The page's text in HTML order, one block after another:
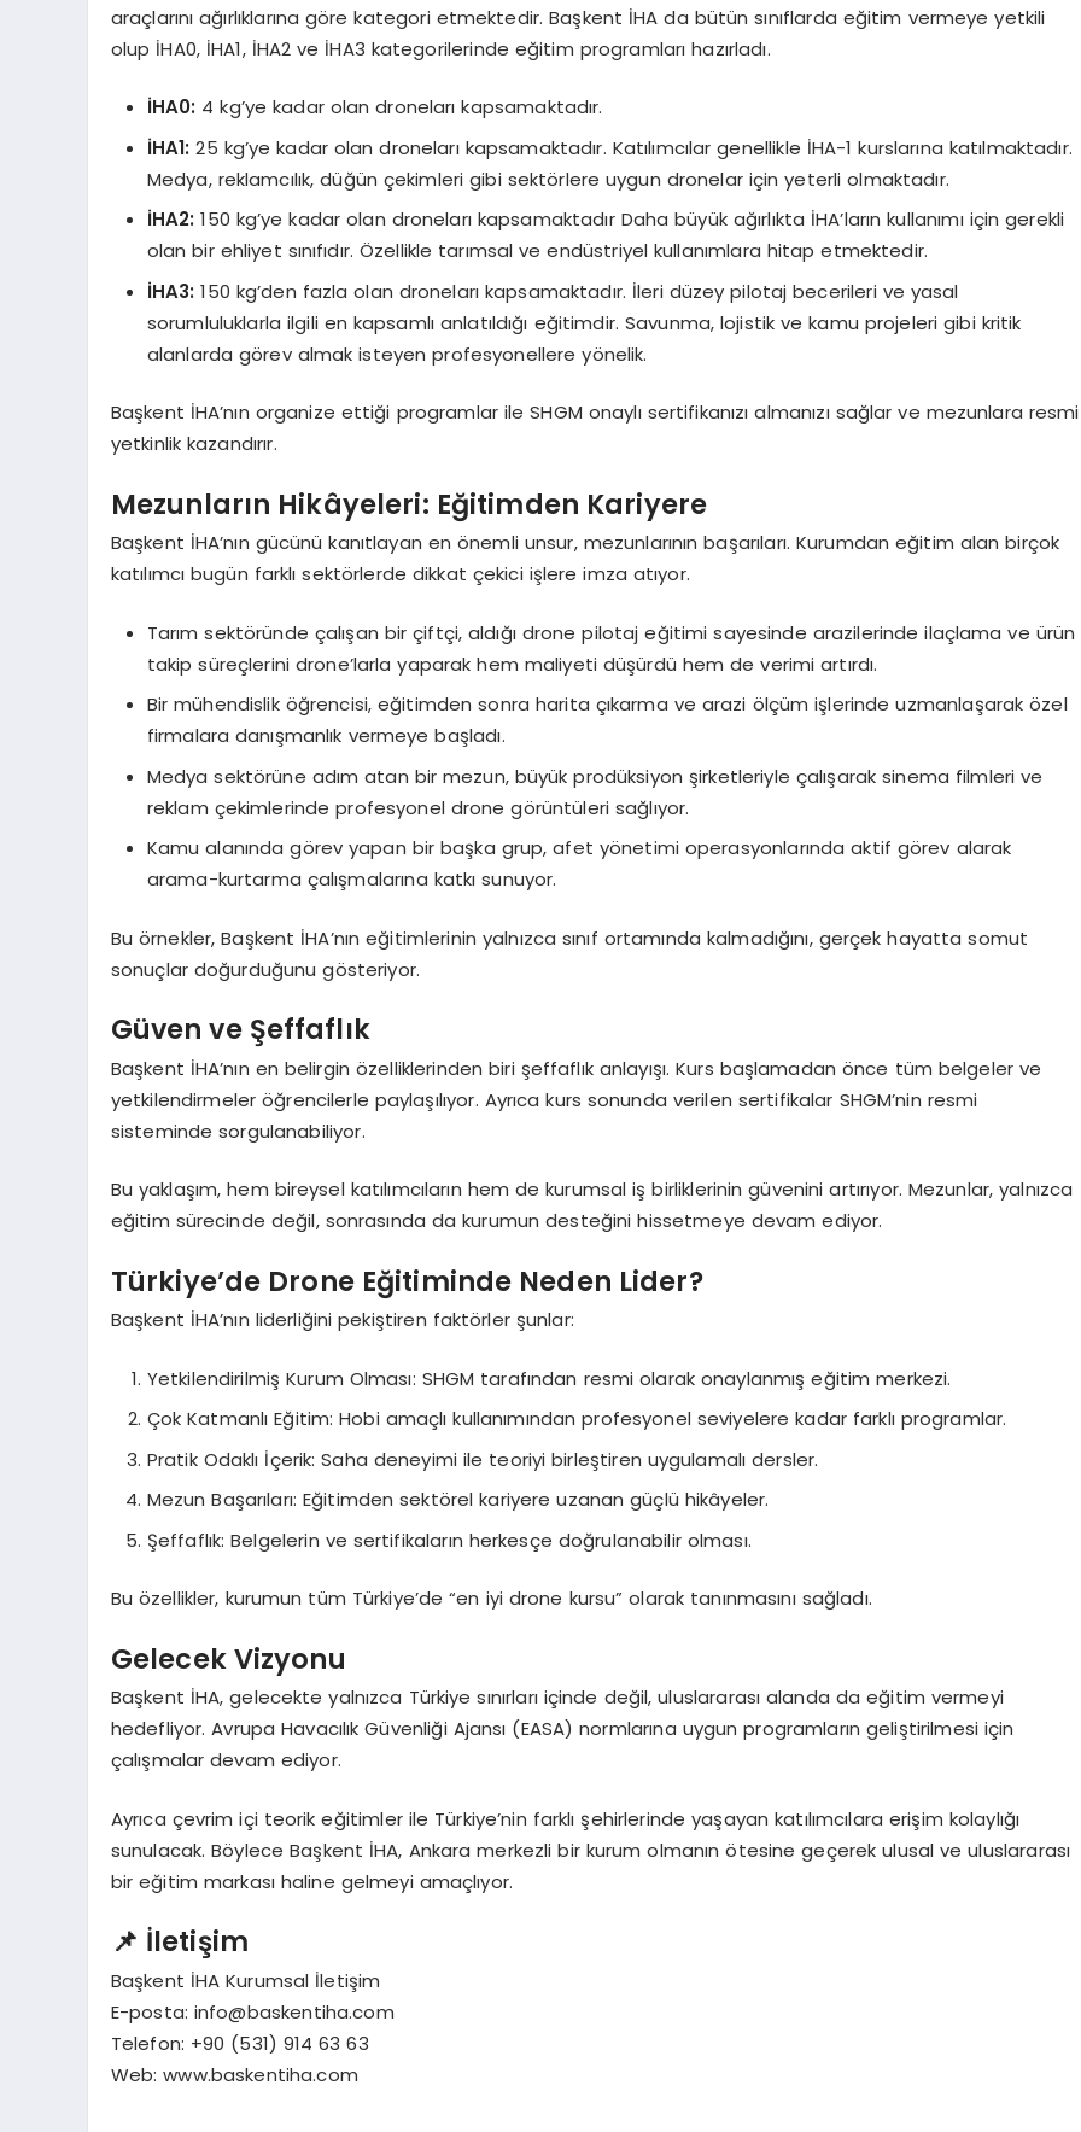
araçlarını ağırlıklarına göre kategori etmektedir. Başkent İHA da bütün sınıflarda eğitim vermeye yetkili
olup İHA0, İHA1, İHA2 ve İHA3 kategorilerinde eğitim programları hazırladı.
İHA0: 4 kg’ye kadar olan droneları kapsamaktadır.
İHA1: 25 kg’ye kadar olan droneları kapsamaktadır. Katılımcılar genellikle İHA-1 kurslarına katılmaktadır.
Medya, reklamcılık, düğün çekimleri gibi sektörlere uygun dronelar için yeterli olmaktadır.
İHA2: 150 kg’ye kadar olan droneları kapsamaktadır Daha büyük ağırlıkta İHA’ların kullanımı için gerekli
olan bir ehliyet sınıfıdır. Özellikle tarımsal ve endüstriyel kullanımlara hitap etmektedir.
İHA3: 150 kg’den fazla olan droneları kapsamaktadır. İleri düzey pilotaj becerileri ve yasal
sorumluluklarla ilgili en kapsamlı anlatıldığı eğitimdir. Savunma, lojistik ve kamu projeleri gibi kritik
alanlarda görev almak isteyen profesyonellere yönelik.
Başkent İHA’nın organize ettiği programlar ile SHGM onaylı sertifikanızı almanızı sağlar ve mezunlara resmi
yetkinlik kazandırır.
Mezunların Hikâyeleri: Eğitimden Kariyere
Başkent İHA’nın gücünü kanıtlayan en önemli unsur, mezunlarının başarıları. Kurumdan eğitim alan birçok
katılımcı bugün farklı sektörlerde dikkat çekici işlere imza atıyor.
Tarım sektöründe çalışan bir çiftçi, aldığı drone pilotaj eğitimi sayesinde arazilerinde ilaçlama ve ürün
takip süreçlerini drone’larla yaparak hem maliyeti düşürdü hem de verimi artırdı.
Bir mühendislik öğrencisi, eğitimden sonra harita çıkarma ve arazi ölçüm işlerinde uzmanlaşarak özel
firmalara danışmanlık vermeye başladı.
Medya sektörüne adım atan bir mezun, büyük prodüksiyon şirketleriyle çalışarak sinema filmleri ve
reklam çekimlerinde profesyonel drone görüntüleri sağlıyor.
Kamu alanında görev yapan bir başka grup, afet yönetimi operasyonlarında aktif görev alarak
arama-kurtarma çalışmalarına katkı sunuyor.
Bu örnekler, Başkent İHA’nın eğitimlerinin yalnızca sınıf ortamında kalmadığını, gerçek hayatta somut
sonuçlar doğurduğunu gösteriyor.
Güven ve Şeffaflık
Başkent İHA’nın en belirgin özelliklerinden biri şeffaflık anlayışı. Kurs başlamadan önce tüm belgeler ve
yetkilendirmeler öğrencilerle paylaşılıyor. Ayrıca kurs sonunda verilen sertifikalar SHGM’nin resmi
sisteminde sorgulanabiliyor.
Bu yaklaşım, hem bireysel katılımcıların hem de kurumsal iş birliklerinin güvenini artırıyor. Mezunlar, yalnızca
eğitim sürecinde değil, sonrasında da kurumun desteğini hissetmeye devam ediyor.
Türkiye’de Drone Eğitiminde Neden Lider?
Başkent İHA’nın liderliğini pekiştiren faktörler şunlar:
Yetkilendirilmiş Kurum Olması: SHGM tarafından resmi olarak onaylanmış eğitim merkezi.
Çok Katmanlı Eğitim: Hobi amaçlı kullanımından profesyonel seviyelere kadar farklı programlar.
Pratik Odaklı İçerik: Saha deneyimi ile teoriyi birleştiren uygulamalı dersler.
Mezun Başarıları: Eğitimden sektörel kariyere uzanan güçlü hikâyeler.
Şeffaflık: Belgelerin ve sertifikaların herkesçe doğrulanabilir olması.
Bu özellikler, kurumun tüm Türkiye’de “en iyi drone kursu” olarak tanınmasını sağladı.
Gelecek Vizyonu
Başkent İHA, gelecekte yalnızca Türkiye sınırları içinde değil, uluslararası alanda da eğitim vermeyi
hedefliyor. Avrupa Havacılık Güvenliği Ajansı (EASA) normlarına uygun programların geliştirilmesi için
çalışmalar devam ediyor.
Ayrıca çevrim içi teorik eğitimler ile Türkiye’nin farklı şehirlerinde yaşayan katılımcılara erişim kolaylığı
sunulacak. Böylece Başkent İHA, Ankara merkezli bir kurum olmanın ötesine geçerek ulusal ve uluslararası
bir eğitim markası haline gelmeyi amaçlıyor.
📌 İletişim
Başkent İHA Kurumsal İletişim
E-posta: info@baskentiha.com
Telefon: +90 (531) 914 63 63
Web: www.baskentiha.com